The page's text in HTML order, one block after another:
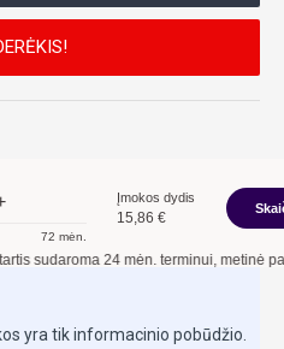
pilnai sukomplektuota
patogiu atlošu visam
didelis galvytės bei
įklotas, kuris
72 mėn.
Įmokos dydis
15,86 €
24mėn. terminui, metinė
yra tik informacinio pobūdžio.